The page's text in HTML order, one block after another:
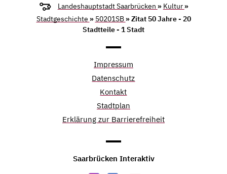
Landeshauptstadt Saarbrücken » Kultur »
Stadtgeschichte » 50201SB » Zitat 50 Jahre - 20
Stadtteile - 1 Stadt
Impressum
Datenschutz
Kontakt
Stadtplan
Erklärung zur Barrierefreiheit
Saarbrücken Interaktiv